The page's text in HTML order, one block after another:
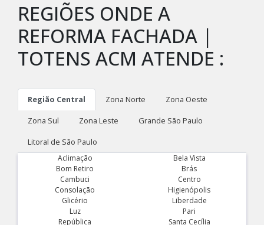
REGIÕES ONDE A
REFORMA FACHADA |
TOTENS ACM ATENDE :
Região Central Zona Norte
Zona Oeste
Zona Sul
Zona Leste
Grande São Paulo
Litoral de São Paulo
Aclimação
Bela Vista
Bom Retiro
Brás
Cambuci
Centro
Consolação
Higienópolis
Glicério
Liberdade
Luz
Pari
República
Santa Cecília